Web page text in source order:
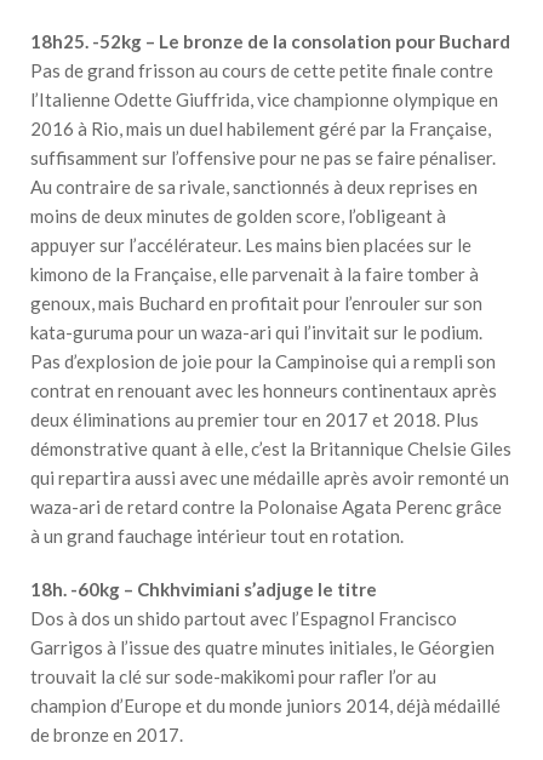
18h25. -52kg – Le bronze de la consolation pour Buchard
Pas de grand frisson au cours de cette petite finale contre
l’Italienne Odette Giuffrida, vice championne olympique en
2016 à Rio, mais un duel habilement géré par la Française,
suffisamment sur l’offensive pour ne pas se faire pénaliser.
Au contraire de sa rivale, sanctionnés à deux reprises en
moins de deux minutes de golden score, l’obligeant à
appuyer sur l’accélérateur. Les mains bien placées sur le
kimono de la Française, elle parvenait à la faire tomber à
genoux, mais Buchard en profitait pour l’enrouler sur son
kata-guruma pour un waza-ari qui l’invitait sur le podium.
Pas d’explosion de joie pour la Campinoise qui a rempli son
contrat en renouant avec les honneurs continentaux après
deux éliminations au premier tour en 2017 et 2018. Plus
démonstrative quant à elle, c’est la Britannique Chelsie Giles
qui repartira aussi avec une médaille après avoir remonté un
waza-ari de retard contre la Polonaise Agata Perenc grâce
à un grand fauchage intérieur tout en rotation.
18h. -60kg – Chkhvimiani s’adjuge le titre
Dos à dos un shido partout avec l’Espagnol Francisco
Garrigos à l’issue des quatre minutes initiales, le Géorgien
trouvait la clé sur sode-makikomi pour rafler l’or au
champion d’Europe et du monde juniors 2014, déjà médaillé
de bronze en 2017.